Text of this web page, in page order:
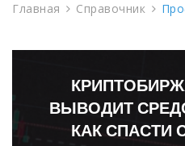
Главная Справочник
ВЫВОДИТ
КАК СПАСТИ